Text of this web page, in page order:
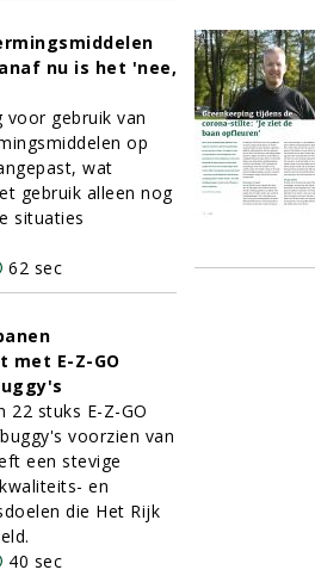
nu is het 'nee,
voor gebruik van
op
wat
gebruik alleen nog
situaties
62 sec
met E-Z-GO
22 stuks E-Z-GO
voorzien van
een stevige
en
die Het Rijk
40 sec